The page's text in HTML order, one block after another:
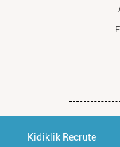
Kidiklik Recrute